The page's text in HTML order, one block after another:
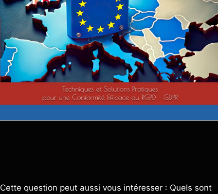
Cette question peut aussi vous intéresser : Quels sont